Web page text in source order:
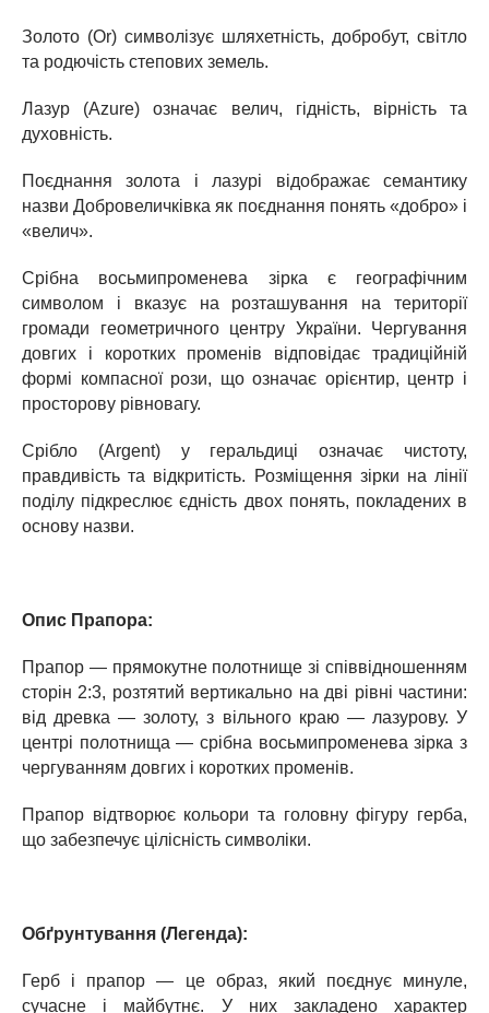
Золото (Or) символізує шляхетність, добробут, світло
та родючість степових земель.
Лазур (Azure) означає велич, гідність, вірність та
духовність.
Поєднання золота і лазурі відображає семантику
назви Добровеличківка як поєднання понять «добро» і
«велич».
Срібна восьмипроменева зірка є географічним
символом і вказує на розташування на території
громади геометричного центру України. Чергування
довгих і коротких променів відповідає традиційній
формі компасної рози, що означає орієнтир, центр і
просторову рівновагу.
Срібло (Argent) у геральдиці означає чистоту,
правдивість та відкритість. Розміщення зірки на лінії
поділу підкреслює єдність двох понять, покладених в
основу назви.
Опис Прапора:
Прапор — прямокутне полотнище зі співвідношенням
сторін 2:3, розтятий вертикально на дві рівні частини:
від древка — золоту, з вільного краю — лазурову. У
центрі полотнища — срібна восьмипроменева зірка з
чергуванням довгих і коротких променів.
Прапор відтворює кольори та головну фігуру герба,
що забезпечує цілісність символіки.
Обґрунтування (Легенда):
Герб і прапор — це образ, який поєднує минуле,
сучасне і майбутнє. У них закладено характер